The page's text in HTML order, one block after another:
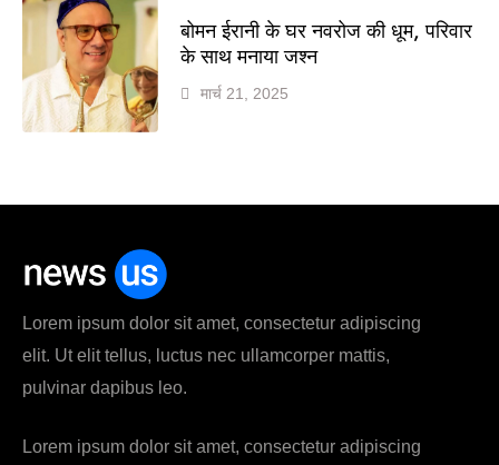
बोमन ईरानी के घर नवरोज की धूम, परिवार
के साथ मनाया जश्न
मार्च 21, 2025
Lorem ipsum dolor sit amet, consectetur adipiscing
elit. Ut elit tellus, luctus nec ullamcorper mattis,
pulvinar dapibus leo.
Lorem ipsum dolor sit amet, consectetur adipiscing